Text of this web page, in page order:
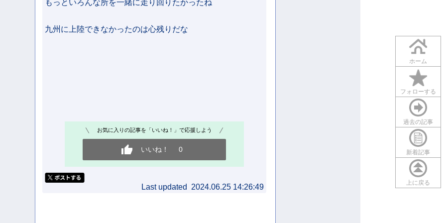
もっといろんな所を一緒に走り回りたかったね
九州に上陸できなかったのは心残りだな
お気に入りの記事を「いいね！」で応援しよう
いいね！ 0
Last updated 2024.06.25 14:26:49
ホーム
フォローする
過去の記事
新着記事
上に戻る